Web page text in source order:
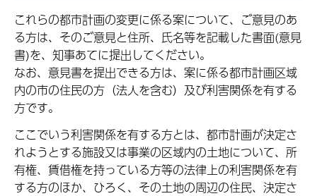
これらの都市計画の変更に係る案について、ご意見のあ
る方は、そのご意見と住所、氏名等を記載した書面(意見
書)を、知事あてに提出してください。
なお、意見書を提出できる方は、案に係る都市計画区域
内の市の住民の方（法人を含む）及び利害関係を有する
方です。
ここでいう利害関係を有する方とは、都市計画が決定さ
れようとする施設又は事業の区域内の土地について、所
有権、賃借権を持っている方等の法律上の利害関係を有
する方のほか、ひろく、その土地の周辺の住民、決定さ